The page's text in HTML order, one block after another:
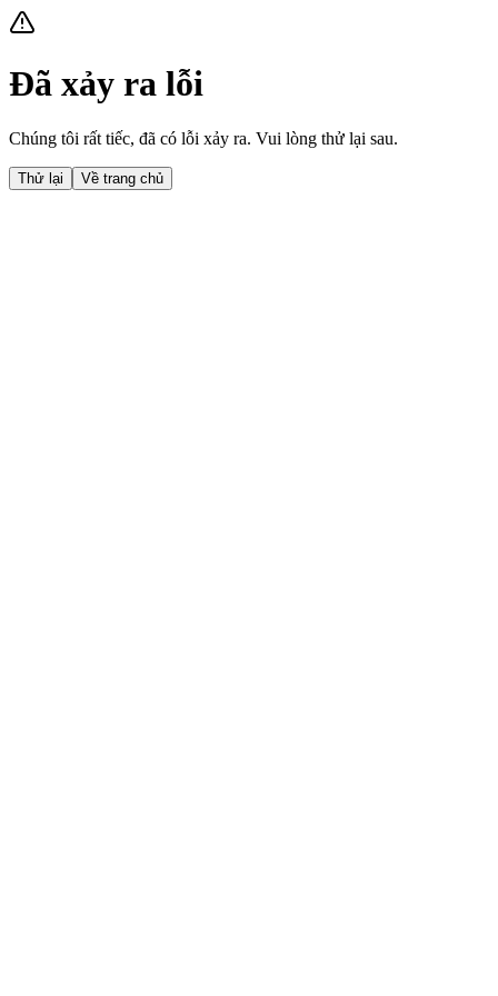
Đã xảy ra lỗi
Chúng tôi rất tiếc, đã có lỗi xảy ra. Vui lòng thử lại sau.
Thử lại Về trang chủ